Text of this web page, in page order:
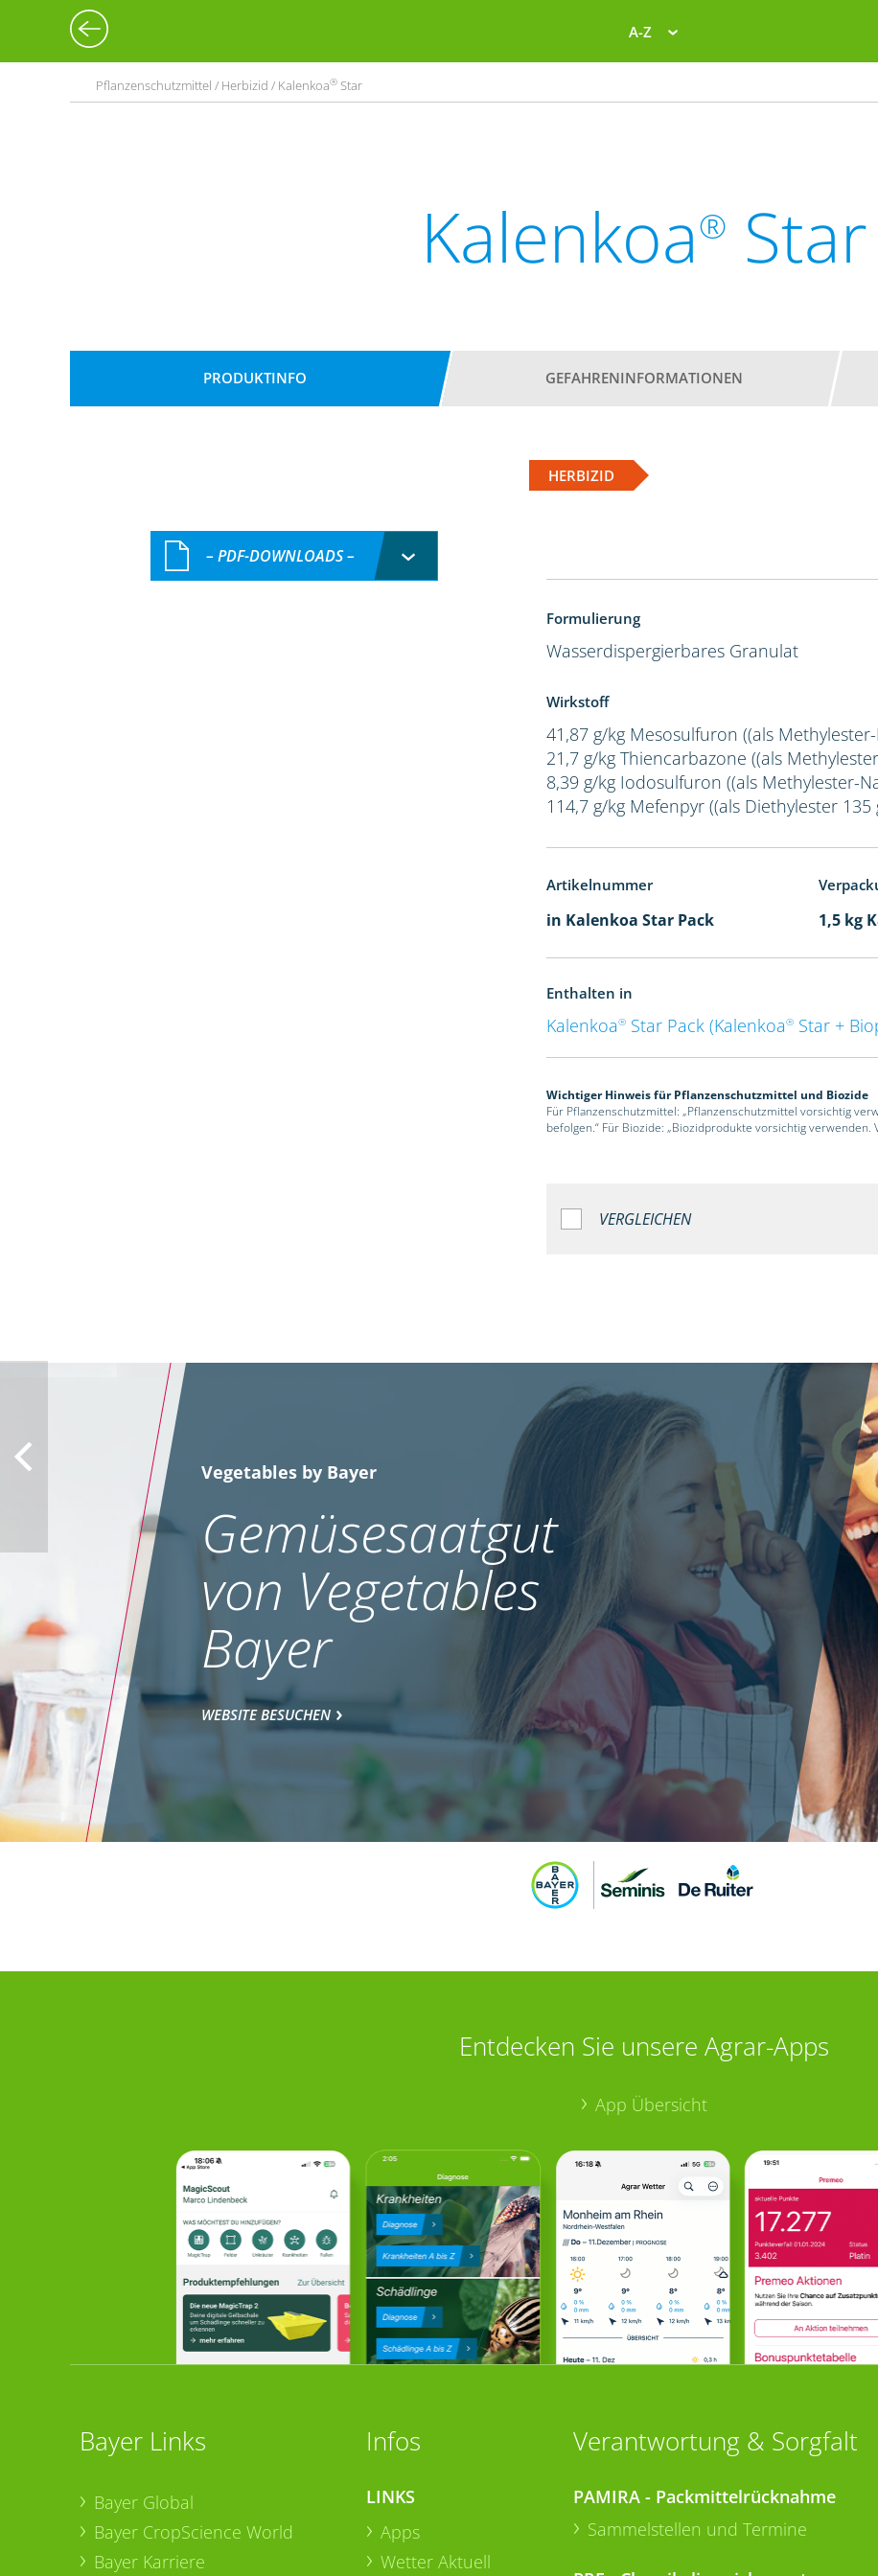
A-Z
Pflanzenschutzmittel / Herbizid / Kalenkoa® Star
Kalenkoa® Star
PRODUKTINFO GEFAHRENINFORMATIONEN
HERBIZID
– PDF-DOWNLOADS –
Formulierung
Wasserdispergierbares Granulat
Wirkstoff
41,87 g/kg Mesosulfuron ((als
21,7 g/kg Thiencarbazone ((als
8,39 g/kg Iodosulfuron ((als Methylester-
114,7 g/kg Mefenpyr ((als Diethylester 135
Artikelnummer
in Kalenkoa Star Pack 1,5 kg
Enthalten in
Kalenkoa® Star Pack (Kalenkoa® Star +
Wichtiger Hinweis für Pflanzenschutzmittel und Biozide
Für Pflanzenschutzmittel: „Pflanzenschutzmittel vorsichtig
befolgen.“ Für Biozide: „Biozidprodukte vorsichtig
VERGLEICHEN
Vegetables by Bayer
Gemüsesaatgut
von Vegetables
Bayer
WEBSITE BESUCHEN
Entdecken Sie unsere Agrar-Apps
App Übersicht
Bayer Links
Bayer Global
Bayer CropScience World
Bayer Karriere
Infos
LINKS
Apps
Wetter Aktuell
Verantwortung & Sorgfalt
PAMIRA - Packmittelrücknahme
Sammelstellen und Termine